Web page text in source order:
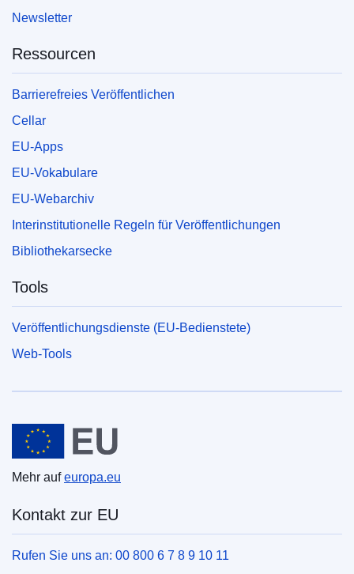
Newsletter
Ressourcen
Barrierefreies Veröffentlichen
Cellar
EU-Apps
EU-Vokabulare
EU-Webarchiv
Interinstitutionelle Regeln für Veröffentlichungen
Bibliothekarsecke
Tools
Veröffentlichungsdienste (EU-Bedienstete)
Web-Tools
Europäische Union
Mehr aufeuropa.eu
Kontakt zur EU
Rufen Sie uns an: 00 800 6 7 8 9 10 11